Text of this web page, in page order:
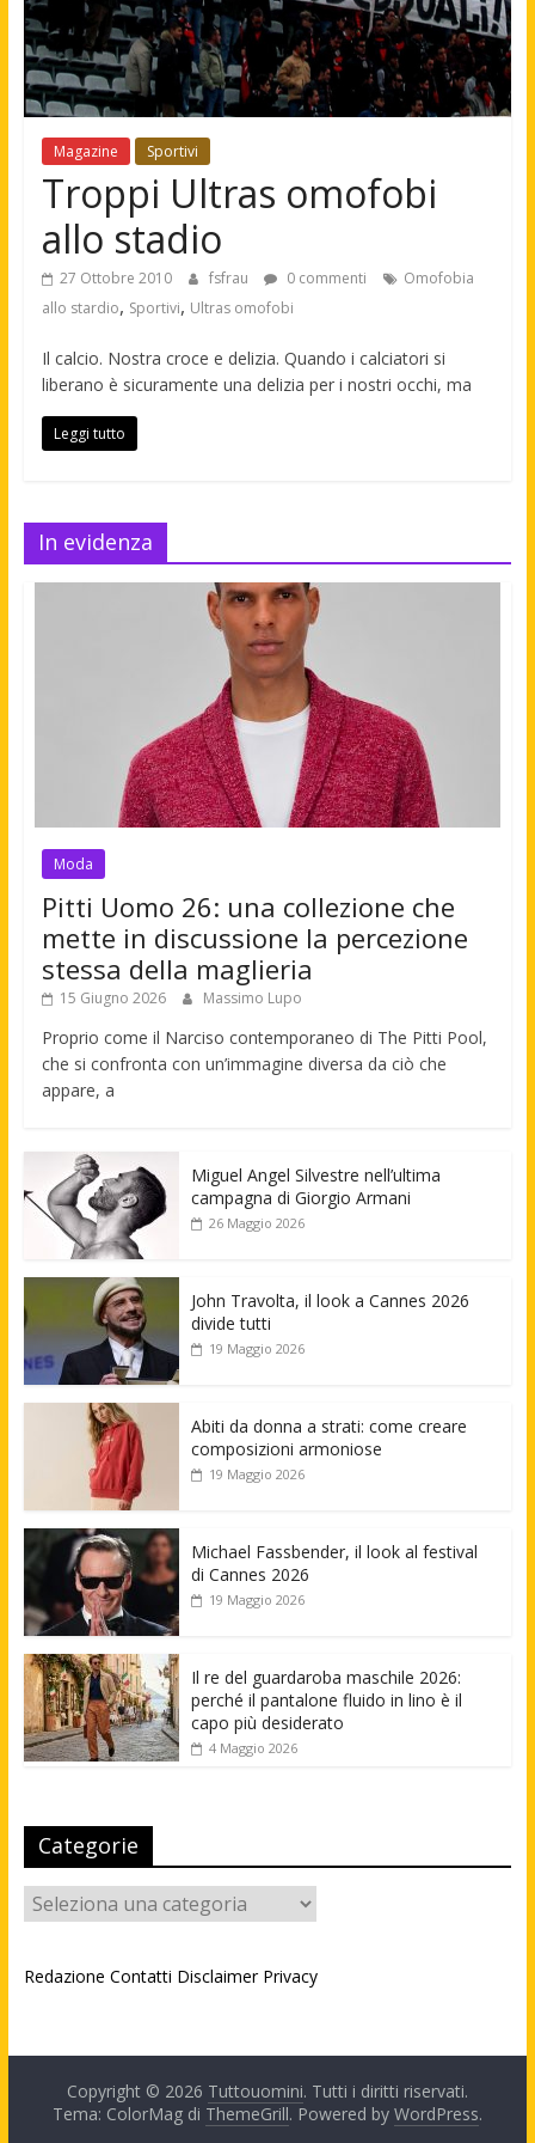
Magazine Sportivi
Troppi Ultras omofobi
allo stadio
27 Ottobre 2010 fsfrau 0 commenti
Omofobia
allo stardio, Sportivi, Ultras omofobi
Il calcio. Nostra croce e delizia. Quando i calciatori si
liberano è sicuramente una delizia per i nostri occhi, ma
Leggi tutto
In evidenza
Moda
Pitti Uomo 26: una collezione che
mette in discussione la percezione
stessa della maglieria
15 Giugno 2026 Massimo Lupo
Proprio come il Narciso contemporaneo di The Pitti Pool,
che si confronta con un’immagine diversa da ciò che
appare, a
Miguel Angel Silvestre nell’ultima
campagna di Giorgio Armani
26 Maggio 2026
John Travolta, il look a Cannes 2026
divide tutti
19 Maggio 2026
Abiti da donna a strati: come creare
composizioni armoniose
19 Maggio 2026
Michael Fassbender, il look al festival
di Cannes 2026
19 Maggio 2026
Il re del guardaroba maschile 2026:
perché il pantalone fluido in lino è il
capo più desiderato
4 Maggio 2026
Categorie
Categorie
Redazione Contatti Disclaimer Privacy
Copyright © 2026 Tuttouomini. Tutti i diritti riservati.
Tema: ColorMag di ThemeGrill. Powered by WordPress.